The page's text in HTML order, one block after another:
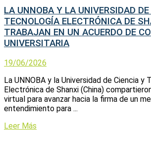
LA UNNOBA Y LA UNIVERSIDAD
TECNOLOGÍA ELECTRÓNICA DE
TRABAJAN EN UN ACUERDO DE
UNIVERSITARIA
19/06/2026
La UNNOBA y la Universidad de Ciencia y
Electrónica de Shanxi (China)
virtual para avanzar hacia la firma de un
entendimiento para ...
Leer Más